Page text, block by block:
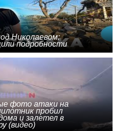
Николаевом:
подробности
фото атаки на
пробил
и залетел в
(видео)